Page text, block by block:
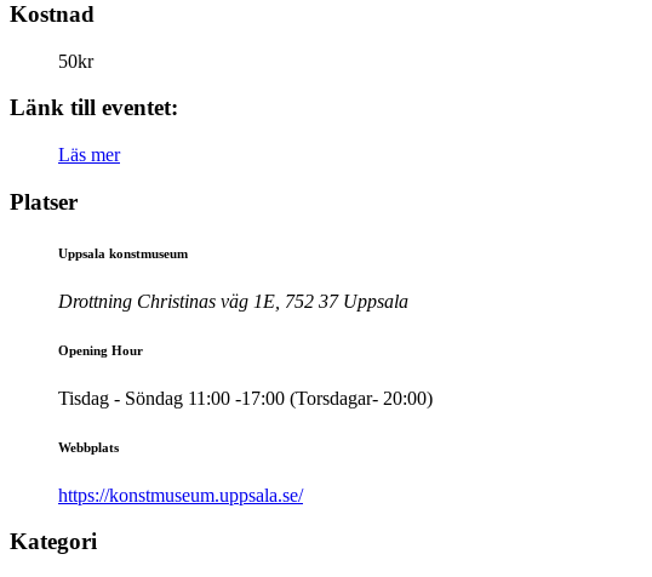
Kostnad
50kr
Länk till eventet:
Läs mer
Platser
Uppsala konstmuseum
Drottning Christinas väg 1E, 752 37 Uppsala
Opening Hour
Tisdag - Söndag 11:00 -17:00 (Torsdagar- 20:00)
Webbplats
https://konstmuseum.uppsala.se/
Kategori